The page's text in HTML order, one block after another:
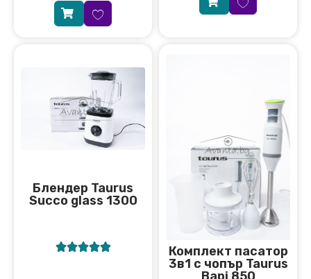
Блендер Taurus
Succo glass 1300

Комплект пасатор
3в1 с чопър Taurus